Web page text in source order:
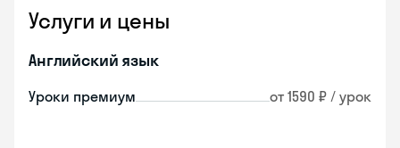
Услуги и цены
Английский язык
Уроки премиум от 1590 ₽ / урок